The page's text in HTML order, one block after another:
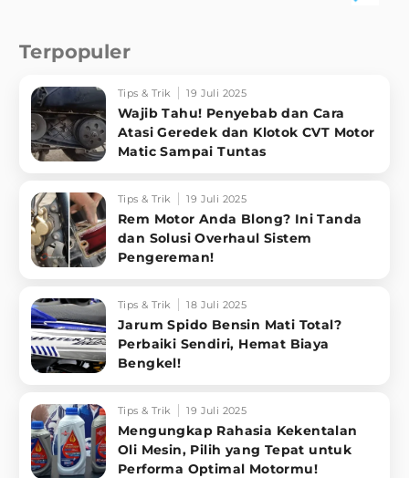
Terpopuler
Tips & Trik 19 Juli 2025
Wajib Tahu! Penyebab dan Cara
Atasi Geredek dan Klotok CVT Motor
Matic Sampai Tuntas
Tips & Trik 19 Juli 2025
Rem Motor Anda Blong? Ini Tanda
dan Solusi Overhaul Sistem
Pengereman!
Tips & Trik 18 Juli 2025
Jarum Spido Bensin Mati Total?
Perbaiki Sendiri, Hemat Biaya
Bengkel!
Tips & Trik 19 Juli 2025
Mengungkap Rahasia Kekentalan
Oli Mesin, Pilih yang Tepat untuk
Performa Optimal Motormu!